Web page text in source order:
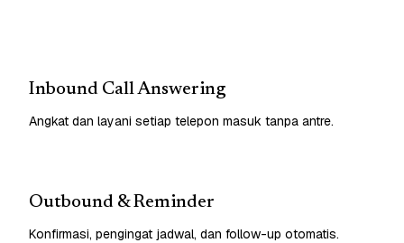
Inbound Call Answering
Angkat dan layani setiap telepon masuk tanpa antre.
Outbound & Reminder
Konfirmasi, pengingat jadwal, dan follow-up otomatis.